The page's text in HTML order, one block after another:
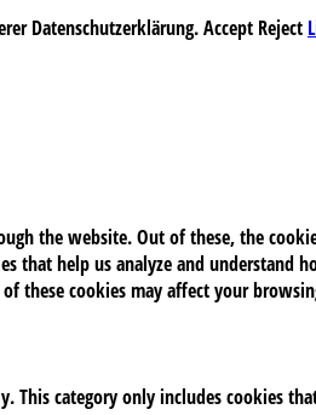
Datenschutzerklärung.Accept Reject
the website. Out of these, the
help us analyze and
these cookies may affect your
category only includes cookies